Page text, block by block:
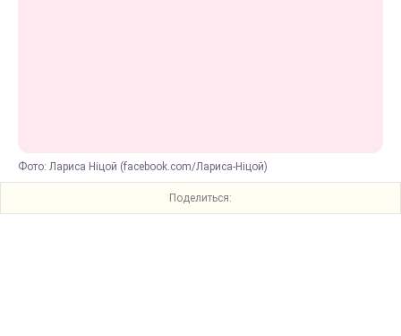
Фото: Лариса Ніцой (facebook.com/Лариса-Ніцой)
Поделиться: